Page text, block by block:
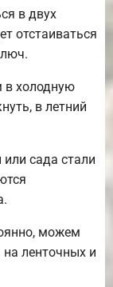
в двух
отстаиваться
в холодную
в летний
сада стали
можем
ленточных и